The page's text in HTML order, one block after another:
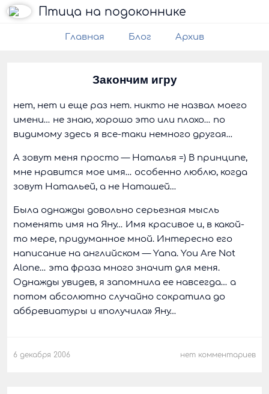
Птица на подоконнике
Главная Блог Архив
Закончим игру
нет, нет и еще раз нет. никто не назвал моего
имени… не знаю, хорошо это или плохо… по
видимому здесь я все-таки немного другая…
А зовут меня просто — Наталья =) В принципе,
мне нравится мое имя… особенно люблю, когда
зовут Натальей, а не Наташей…
Была однажды довольно серьезная мысль
поменять имя на Яну… Имя красивое и, в какой-
то мере, придуманное мной. Интересно его
написание на английском — Yana. You Are Not
Alone… эта фраза много значит для меня.
Однажды увидев, я запомнила ее навсегда… а
потом абсолютно случайно сократила до
аббревиатуры и «получила» Яну…
6 декабря 2006 нет комментариев